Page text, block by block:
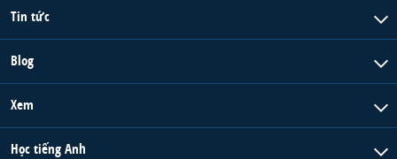
Tin tức
Blog
Xem
Học tiếng Anh